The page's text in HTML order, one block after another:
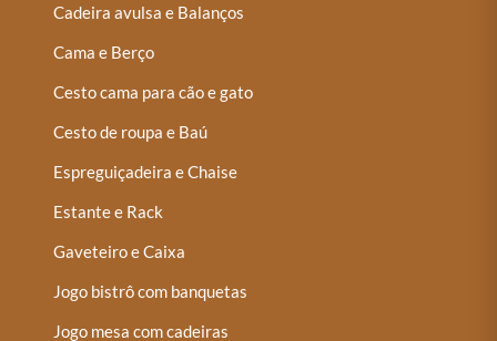
Cadeira avulsa e Balanços
Cama e Berço
Cesto cama para cão e gato
Cesto de roupa e Baú
Espreguiçadeira e Chaise
Estante e Rack
Gaveteiro e Caixa
Jogo bistrô com banquetas
Jogo mesa com cadeiras